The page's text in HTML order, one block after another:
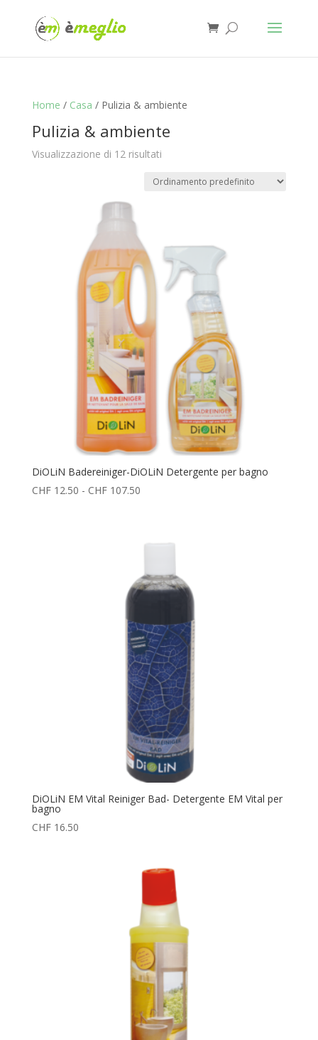
Home / Casa / Pulizia & ambiente
Pulizia & ambiente
Visualizzazione di 12 risultati
DiOLiN Badereiniger-DiOLiN Detergente per bagno
CHF12.50 - CHF107.50Fascia
CHF 107.50
DiOLiN EM Vital Reiniger Bad- Detergente EM Vital per
bagno
CHF16.50